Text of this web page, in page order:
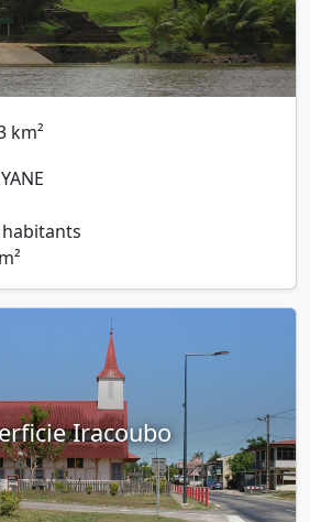
km²
Iracoubo